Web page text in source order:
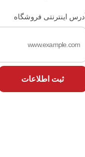
آدرس اینترنتی فروشگاه
ثبت اطلاعات